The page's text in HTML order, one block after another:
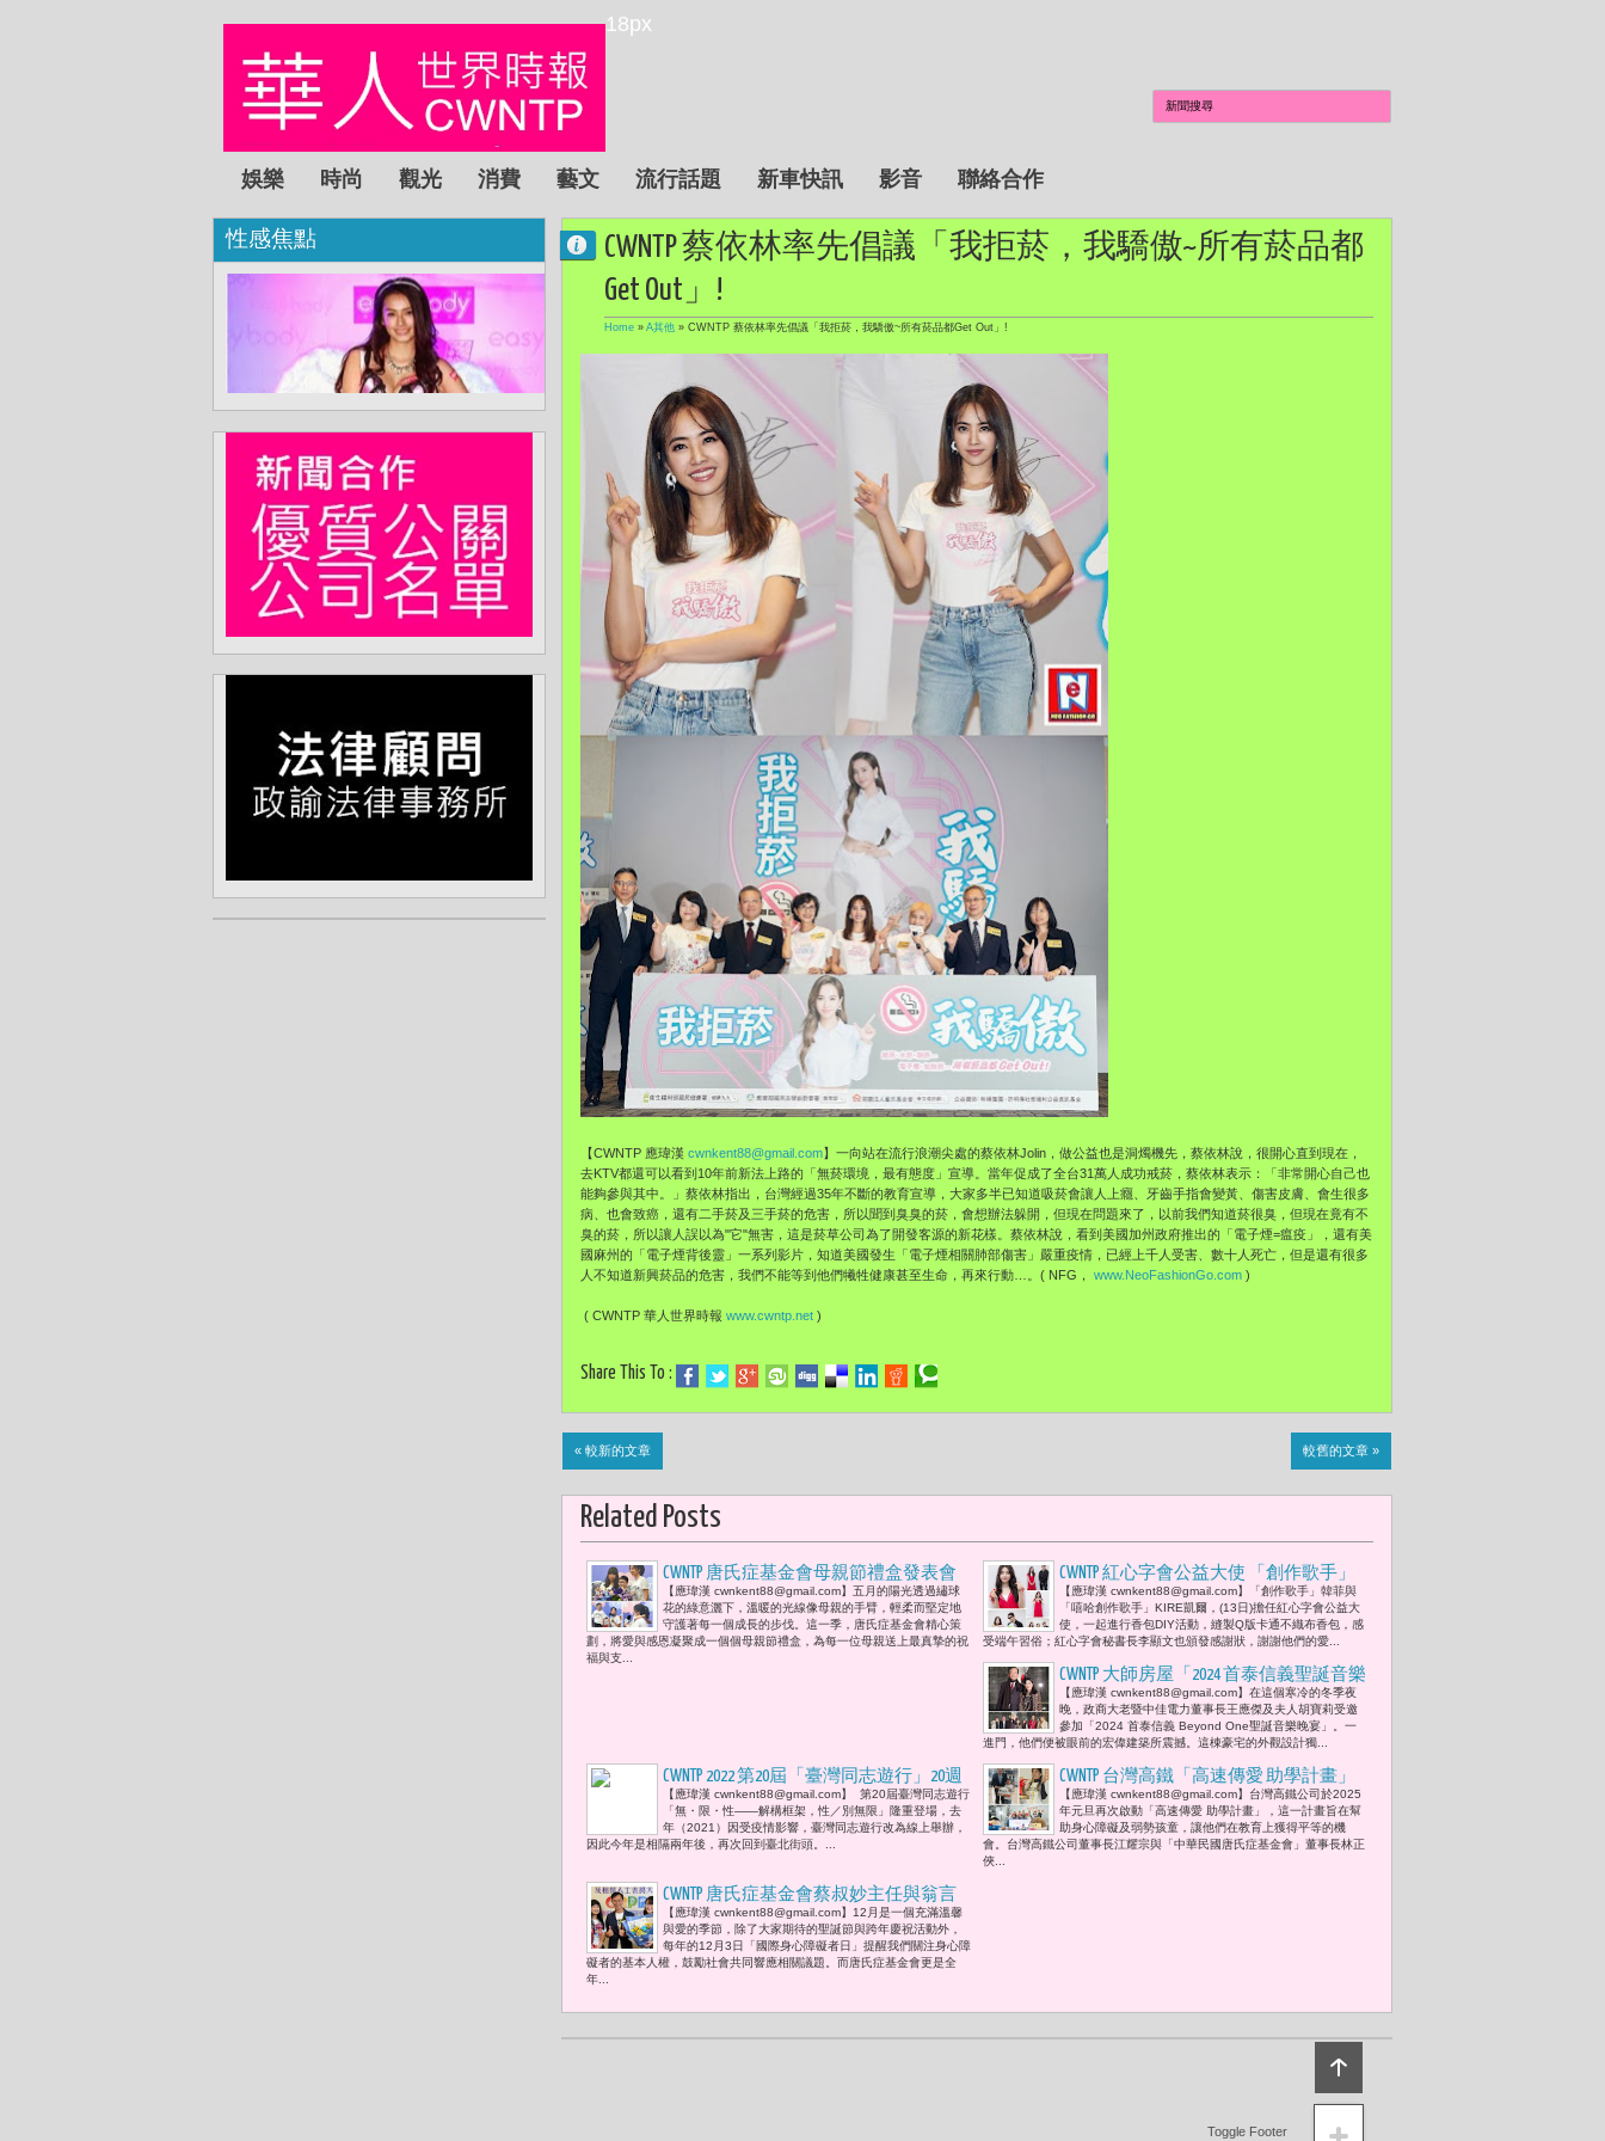
18px
娛樂 時尚 觀光 消費 藝文 流行話題 新車快訊 影音 聯絡合作
CWNTP 蔡依林率先倡議「我拒菸，我驕傲~所有菸品都
Get Out」!
Home » A其他 » CWNTP 蔡依林率先倡議「我拒菸，我驕傲~所有菸品都Get Out」!
【CWNTP 應瑋漢 cwnkent88@gmail.com】一向站在流行浪潮尖處的蔡依林Jolin，做公益也是洞燭機先，蔡依林說，很開心直到現在，
去KTV都還可以看到10年前新法上路的「無菸環境，最有態度」宣導。當年促成了全台31萬人成功戒菸，蔡依林表示：「非常開心自己也
能夠參與其中。」蔡依林指出，台灣經過35年不斷的教育宣導，大家多半已知道吸菸會讓人上癮、牙齒手指會變黃、傷害皮膚、會生很多
病、也會致癌，還有二手菸及三手菸的危害，所以聞到臭臭的菸，會想辦法躲開，但現在問題來了，以前我們知道菸很臭，但現在竟有不
臭的菸，所以讓人誤以為"它"無害，這是菸草公司為了開發客源的新花樣。蔡依林說，看到美國加州政府推出的「電子煙=瘟疫」，還有美
國麻州的「電子煙背後靈」一系列影片，知道美國發生「電子煙相關肺部傷害」嚴重疫情，已經上千人受害、數十人死亡，但是還有很多
人不知道新興菸品的危害，我們不能等到他們犧牲健康甚至生命，再來行動…。( NFG， www.NeoFashionGo.com )
( CWNTP 華人世界時報 www.cwntp.net )
Share This To :
« 較新的文章 較舊的文章 »
Related Posts
CWNTP 唐氏症基金會母親節禮盒發表會
楊謹華：「一塊蛋糕，不只是甜品，它
也可以是陪伴、一種理解、一份善意的
傳遞。」
【應瑋漢 cwnkent88@gmail.com】五月的陽光透過繡球
花的綠意灑下，溫暖的光線像母親的手臂，輕柔而堅定地
守護著每一個成長的步伐。這一季，唐氏症基金會精心策
劃，將愛與感恩凝聚成一個個母親節禮盒，為每一位母親送上最真摯的祝
福與支...
CWNTP 紅心字會公益大使 「創作歌手」
韓菲「嘻哈創作歌手」KIRE凱爾 募集愛
心平安粽，陪伴弱勢家庭、獨居長者歡
度端午佳節
【應瑋漢 cwnkent88@gmail.com】「創作歌手」韓菲與
「嘻哈創作歌手」KIRE凱爾，(13日)擔任紅心字會公益大
使，一起進行香包DIY活動，縫製Q版卡通不織布香包，感
受端午習俗；紅心字會秘書長李顯文也頒發感謝狀，謝謝他們的愛...
CWNTP 大師房屋「2024 首泰信義聖誕音樂
晚宴」 胡寶莉「仁愛國小弦樂團聖誕音
樂演奏表演，讓人溫暖感受到聖誕節的
真正意義-分享與關懷，讓我們看到未
來的希望。」
【應瑋漢 cwnkent88@gmail.com】在這個寒冷的冬季夜
晚，政商大老暨中佳電力董事長王應傑及夫人胡寶莉受邀
參加「2024 首泰信義 Beyond One聖誕音樂晚宴」。一
進門，他們便被眼前的宏偉建築所震撼。這棟豪宅的外觀設計獨...
CWNTP 2022 第20屆「臺灣同志遊行」20週
年: 4.「50% FIFTY PERCENT」與 黃小愛、薔薇
Chiang Weiii 、Gally、王二、Ivan、ATM、李
誌與馬克8位知名KOL 以「多變、多彩、
【應瑋漢 cwnkent88@gmail.com】 第20屆臺灣同志遊行
「無・限・性——解構框架，性／別無限」隆重登場，去
年（2021）因受疫情影響，臺灣同志遊行改為線上舉辦，
因此今年是相隔兩年後，再次回到臺北街頭。...
CWNTP 台灣高鐵「高速傳愛 助學計畫」
公益大使陳念琴 「在合作拍攝過程中會
唐寶寶感到挫折，但她始終鼓勵他們再
試一次，讓他們學會給自己機會，這讓
【應瑋漢 cwnkent88@gmail.com】台灣高鐵公司於2025
年元旦再次啟動「高速傳愛 助學計畫」，這一計畫旨在幫
助身心障礙及弱勢孩童，讓他們在教育上獲得平等的機
會。台灣高鐵公司董事長江耀宗與「中華民國唐氏症基金會」董事長林正
俠...
CWNTP 唐氏症基金會蔡叔妙主任與翁言
梅醫療個管師榮獲新北市政府表揚 以耐
心與熱忱為早療孩子築起愛家成長港灣
看見家庭的情感需求 提供專業與陪伴支
【應瑋漢 cwnkent88@gmail.com】12月是一個充滿溫馨
與愛的季節，除了大家期待的聖誕節與跨年慶祝活動外，
每年的12月3日「國際身心障礙者日」提醒我們關注身心障
礙者的基本人權，鼓勵社會共同響應相關議題。而唐氏症基金會更是全
年...
性感焦點
Toggle Footer